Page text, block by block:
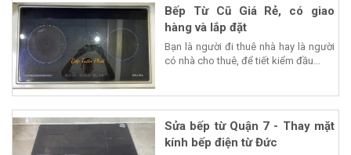
Bếp Từ Cũ Giá Rẻ, có giao
hàng và lắp đặt
Bạn là người đi thuê nhà hay là người
có nhà cho thuê, để tiết kiểm đầu...
Sửa bếp từ Quận 7 - Thay mặt
kính bếp điện từ Đức